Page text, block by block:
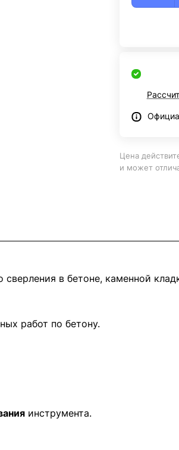
Цена
и может
сверления в бетоне, каменной
работ по бетону.
инструмента.